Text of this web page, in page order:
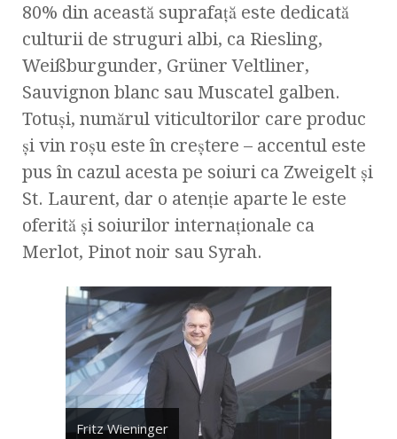
80% din această suprafaţă este dedicată
culturii de struguri albi, ca Riesling,
Weißburgunder, Grüner Veltliner,
Sauvignon blanc sau Muscatel galben.
Totuşi, numărul viticultorilor care produc
şi vin roşu este în creştere – accentul este
pus în cazul acesta pe soiuri ca Zweigelt şi
St. Laurent, dar o atenţie aparte le este
oferită şi soiurilor internaţionale ca
Merlot, Pinot noir sau Syrah.
Fritz Wieninger